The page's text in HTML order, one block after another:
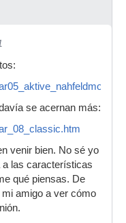
se acernan más:
venir bien. No sé yo
a las características
qué piensas. De
amigo a ver cómo